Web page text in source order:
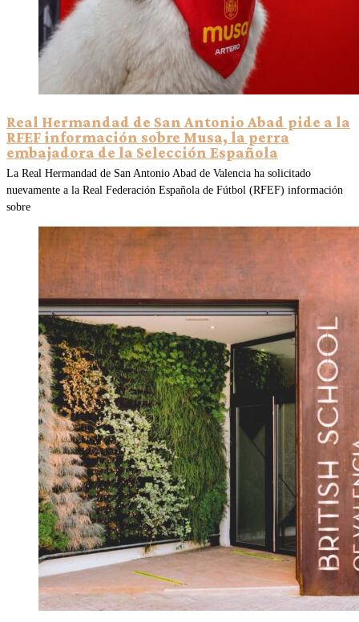
Real Hermandad de San Antonio Abad pide a la
RFEF información sobre Musa, la perra
embajadora de la Selección Española
La Real Hermandad de San Antonio Abad de Valencia ha solicitado
nuevamente a la Real Federación Española de Fútbol (RFEF) información
sobre